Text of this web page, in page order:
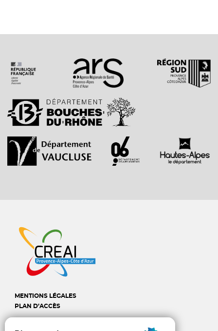
MENTIONS LÉGALES
PLAN D’ACCÈS